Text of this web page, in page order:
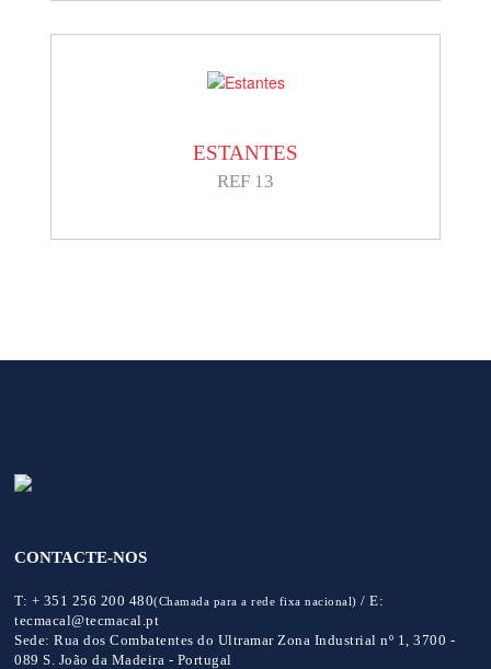
ESTANTES
REF 13
CONTACTE-NOS
T: + 351 256 200 480(Chamada para a rede fixa nacional) /E:
tecmacal@tecmacal.pt
Sede: Rua dos Combatentes do Ultramar Zona Industrial nº 1, 3700 -
089 S. João da Madeira - Portugal